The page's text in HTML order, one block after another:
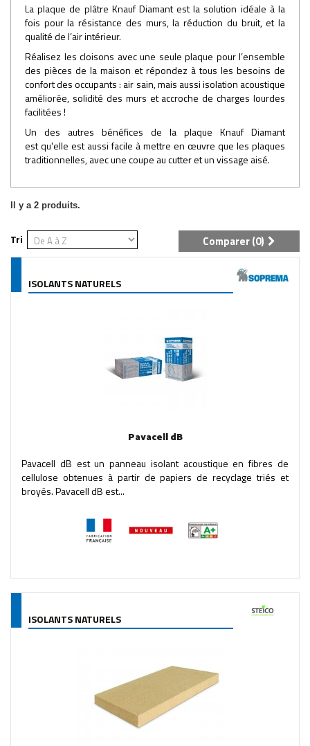
La plaque de plâtre Knauf Diamant est la solution idéale à la
fois pour la résistance des murs, la réduction du bruit, et la
qualité de l’air intérieur.
Réalisez les cloisons avec une seule plaque pour l’ensemble
des pièces de la maison et répondez à tous les besoins de
confort des occupants : air sain, mais aussi isolation acoustique
améliorée, solidité des murs et accroche de charges lourdes
facilitées !
Un des autres bénéfices de la plaque Knauf Diamant
est qu'elle est aussi facile à mettre en œuvre que les plaques
traditionnelles, avec une coupe au cutter et un vissage aisé.
Il y a 2 produits.
Tri Comparer (0)
ISOLANTS NATURELS
Pavacell dB
Pavacell dB est un panneau isolant acoustique en fibres de
cellulose obtenues à partir de papiers de recyclage triés et
broyés. Pavacell dB est...
ISOLANTS NATURELS